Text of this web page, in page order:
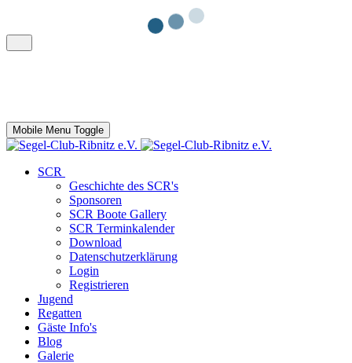
Mobile Menu Toggle
SCR
Geschichte des SCR's
Sponsoren
SCR Boote Gallery
SCR Terminkalender
Download
Datenschutzerklärung
Login
Registrieren
Jugend
Regatten
Gäste Info's
Blog
Galerie